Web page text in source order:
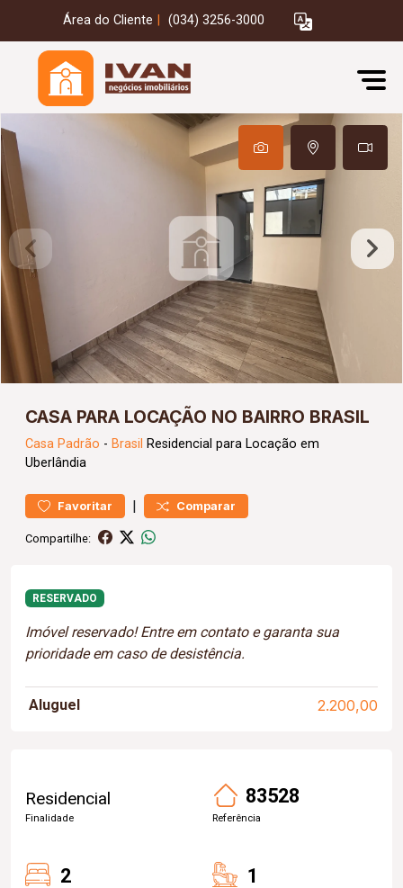
Área do Cliente (034) 3256-3000
CASA PARA LOCAÇÃO NO BAIRRO BRASIL
Casa Padrão - Brasil Residencial para Locação em
Uberlândia
Favoritar | Comparar
Compartilhe:
RESERVADO
Imóvel reservado! Entre em contato e garanta sua
prioridade em caso de desistência.
Aluguel 2.200,00
Residencial
Finalidade
83528
Referência
2 1